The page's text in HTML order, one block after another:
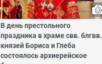
В день престольного
праздника в храме свв. блгвв.
князей Бориса и Глеба
состоялось архиерейское